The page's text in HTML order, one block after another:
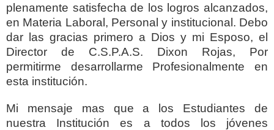
plenamente satisfecha de los logros alcanzados,
en Materia Laboral, Personal y institucional. Debo
dar las gracias primero a Dios y mi Esposo, el
Director de C.S.P.A.S. Dixon Rojas, Por
permitirme desarrollarme Profesionalmente en
esta institución.
Mi mensaje mas que a los Estudiantes de
nuestra Institución es a todos los jóvenes